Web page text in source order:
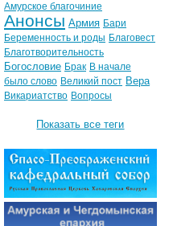
Амурское благочиние
Анонсы Армия Бари
Беременность и роды Благовест
Благотворительность
Богословие Брак В начале
было слово Великий пост Вера
Викариатство Вопросы
Показать все теги